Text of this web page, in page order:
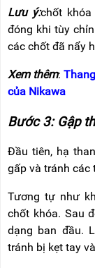
Lưu ý:chốt
đóng khi tùy
các chốt đã nẩy
Xem thêm:
của Nikawa
Bước 3: Gập
Đầu tiên, hạ
gấp và tránh các
Tương tự như
chốt khóa. Sau
dạng ban đầu.
tránh bị kẹt tay